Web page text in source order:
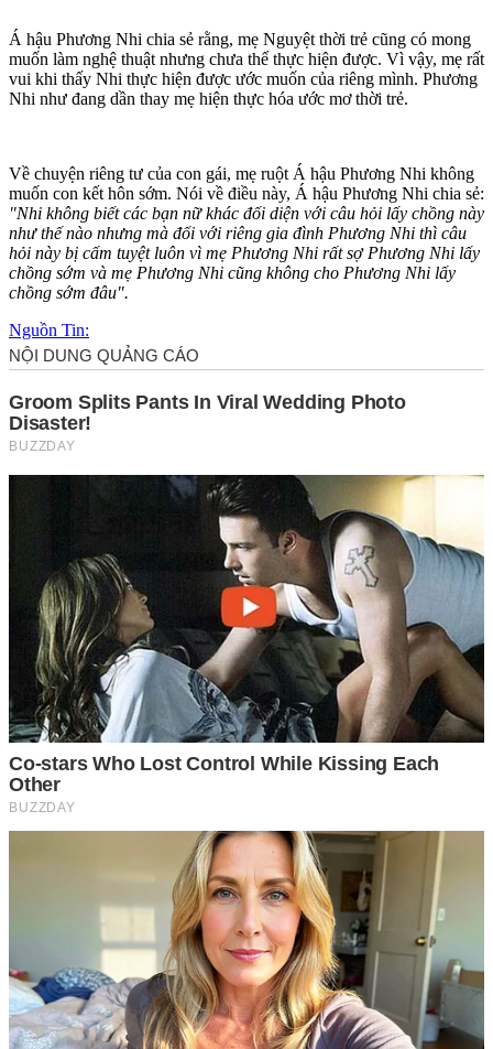
Á hậu Phương Nhi chia sẻ rằng, mẹ Nguyệt thời trẻ cũng có mong
muốn làm nghệ thuật nhưng chưa thể thực hiện được. Vì vậy, mẹ rất
vui khi thấy Nhi thực hiện được ước muốn của riêng mình. Phương
Nhi như đang dần thay mẹ hiện thực hóa ước mơ thời trẻ.
Về chuyện riêng tư của con gái, mẹ ruột Á hậu Phương Nhi không
muốn con kết hôn sớm. Nói về điều này, Á hậu Phương Nhi chia sẻ:
"Nhi không biết các bạn nữ khác đối diện với câu hỏi lấy chồng này
như thế nào nhưng mà đối với riêng gia đình Phương Nhi thì câu
hỏi này bị cấm tuyệt luôn vì mẹ Phương Nhi rất sợ Phương Nhi lấy
chồng sớm và mẹ Phương Nhi cũng không cho Phương Nhi lấy
chồng sớm đâu".
Nguồn Tin: